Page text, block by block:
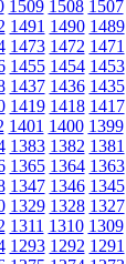
1509 1508 1507
1491 1490 1489
1473 1472 1471
1455 1454 1453
1437 1436 1435
1419 1418 1417
1401 1400 1399
1383 1382 1381
1365 1364 1363
1347 1346 1345
1329 1328 1327
1311 1310 1309
1293 1292 1291